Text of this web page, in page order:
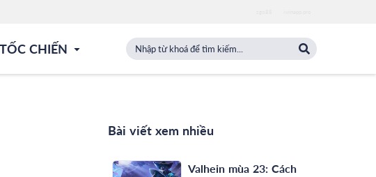
CHIẾN
Bài viết xem nhiều
Valhein mùa 23: Cách